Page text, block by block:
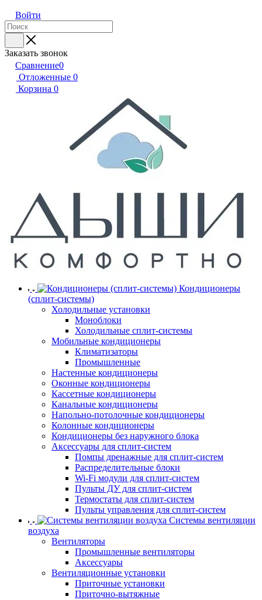
Войти
Заказать звонок
Сравнение0
Отложенные 0
Корзина 0
Кондиционеры
(сплит-системы)
Холодильные установки
Моноблоки
Холодильные сплит-системы
Мобильные кондиционеры
Климатизаторы
Промышленные
Настенные кондиционеры
Оконные кондиционеры
Кассетные кондиционеры
Канальные кондиционеры
Напольно-потолочные кондиционеры
Колонные кондиционеры
Кондиционеры без наружного блока
Аксессуары для сплит-систем
Помпы дренажные для сплит-систем
Распределительные блоки
Wi-Fi модули для сплит-систем
Пульты ДУ для сплит-систем
Термостаты для сплит-систем
Пульты управления для сплит-систем
Системы вентиляции
воздуха
Вентиляторы
Промышленные вентиляторы
Аксессуары
Вентиляционные установки
Приточные установки
Приточно-вытяжные